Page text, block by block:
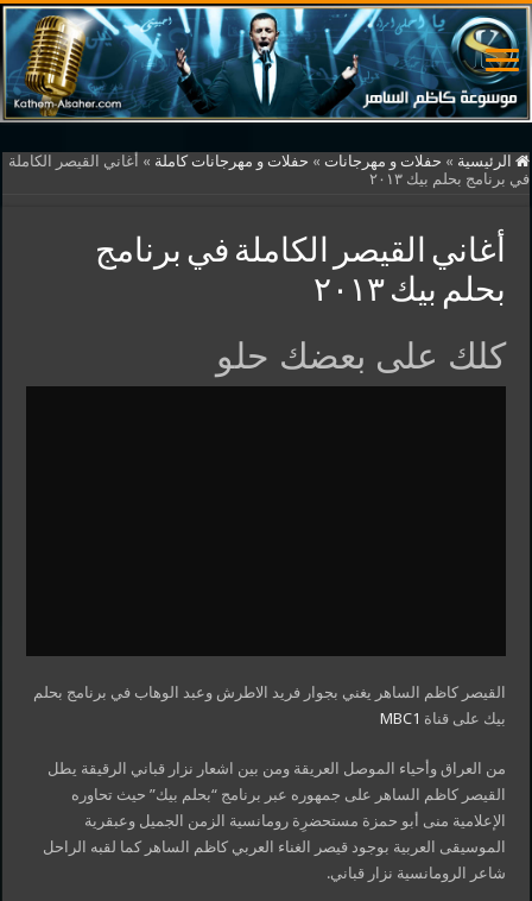
الرئيسية » حفلات و مهرجانات » حفلات و مهرجانات كاملة » أغاني القيصر الكاملة
في برنامج بحلم بيك ٢٠١٣
أغاني القيصر الكاملة في برنامج
بحلم بيك ٢٠١٣
كلك على بعضك حلو
القيصر كاظم الساهر يغني بجوار فريد الاطرش وعبد الوهاب في برنامج بحلم
بيك على قناة MBC1
من العراق وأحياء الموصل العريقة ومن بين اشعار نزار قباني الرقيقة يطل
القيصر كاظم الساهر على جمهوره عبر برنامج “بحلم بيك” حيث تحاوره
الإعلامية منى أبو حمزة مستحضرِة رومانسية الزمن الجميل وعبقرية
الموسيقى العربية بوجود قيصر الغناء العربي كاظم الساهر كما لقبه الراحل
شاعر الرومانسية نزار قباني.